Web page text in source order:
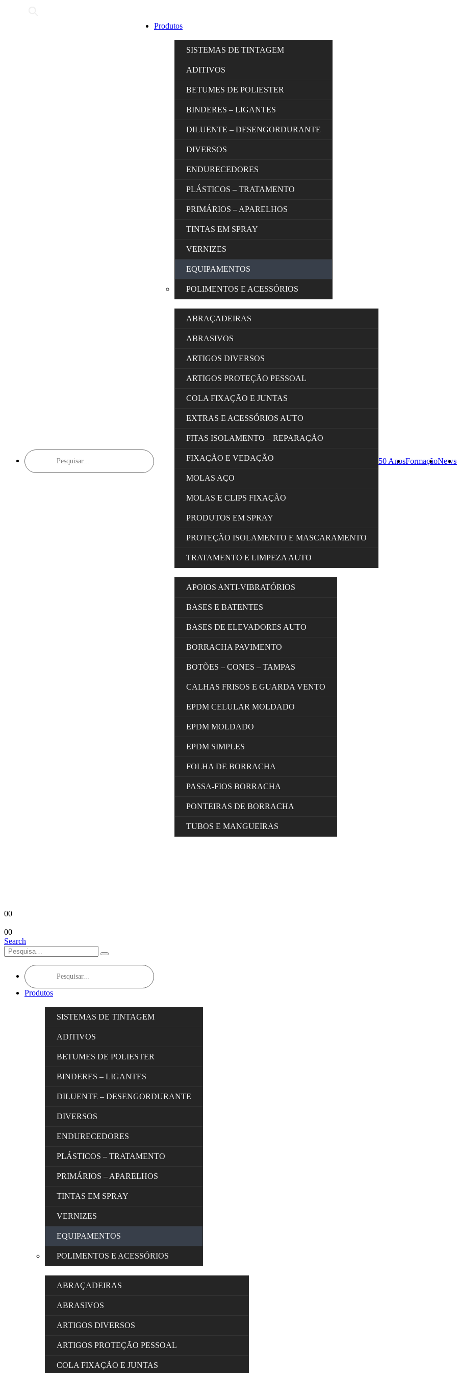
Products
search
Produtos
SISTEMAS DE TINTAGEM
ADITIVOS
BETUMES DE POLIESTER
BINDERES – LIGANTES
DILUENTE – DESENGORDURANTE
DIVERSOS
ENDURECEDORES
PLÁSTICOS – TRATAMENTO
PRIMÁRIOS – APARELHOS
TINTAS EM SPRAY
VERNIZES
EQUIPAMENTOS
POLIMENTOS E ACESSÓRIOS
ABRAÇADEIRAS
ABRASIVOS
ARTIGOS DIVERSOS
ARTIGOS PROTEÇÃO PESSOAL
COLA FIXAÇÃO E JUNTAS
EXTRAS E ACESSÓRIOS AUTO
FITAS ISOLAMENTO – REPARAÇÃO
FIXAÇÃO E VEDAÇÃO
MOLAS AÇO
MOLAS E CLIPS FIXAÇÃO
PRODUTOS EM SPRAY
PROTEÇÃO ISOLAMENTO E MASCARAMENTO
TRATAMENTO E LIMPEZA AUTO
APOIOS ANTI-VIBRATÓRIOS
BASES E BATENTES
BASES DE ELEVADORES AUTO
BORRACHA PAVIMENTO
BOTÕES – CONES – TAMPAS
CALHAS FRISOS E GUARDA VENTO
EPDM CELULAR MOLDADO
EPDM MOLDADO
EPDM SIMPLES
FOLHA DE BORRACHA
PASSA-FIOS BORRACHA
PONTEIRAS DE BORRACHA
TUBOS E MANGUEIRAS
50 AnosFormaçãoNews
00
00
Search
Products
search
Produtos
SISTEMAS DE TINTAGEM
ADITIVOS
BETUMES DE POLIESTER
BINDERES – LIGANTES
DILUENTE – DESENGORDURANTE
DIVERSOS
ENDURECEDORES
PLÁSTICOS – TRATAMENTO
PRIMÁRIOS – APARELHOS
TINTAS EM SPRAY
VERNIZES
EQUIPAMENTOS
POLIMENTOS E ACESSÓRIOS
ABRAÇADEIRAS
ABRASIVOS
ARTIGOS DIVERSOS
ARTIGOS PROTEÇÃO PESSOAL
COLA FIXAÇÃO E JUNTAS